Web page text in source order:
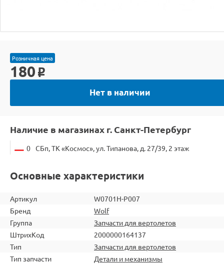
Розничная цена
180 o
Нет в наличии
Наличие в магазинах г. Санкт-Петербург
0 СБп, ТК «Космос», ул. Типанова, д. 27/39, 2 этаж
Основные характеристики
Артикул
W0701H-P007
Бренд
Wolf
Группа
Запчасти для вертолетов
ШтрихКод
2000000164137
Тип
Запчасти для вертолетов
Тип запчасти
Детали и механизмы